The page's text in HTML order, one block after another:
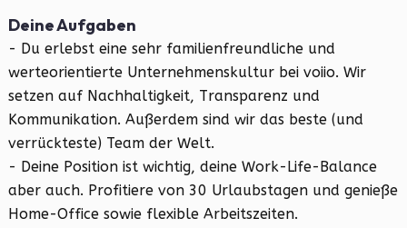
Deine Aufgaben
- Du erlebst eine sehr familienfreundliche und
werteorientierte Unternehmenskultur bei voiio. Wir
setzen auf Nachhaltigkeit, Transparenz und
Kommunikation. Außerdem sind wir das beste (und
verrückteste) Team der Welt.
- Deine Position ist wichtig, deine Work-Life-Balance
aber auch. Profitiere von 30 Urlaubstagen und genieße
Home-Office sowie flexible Arbeitszeiten.